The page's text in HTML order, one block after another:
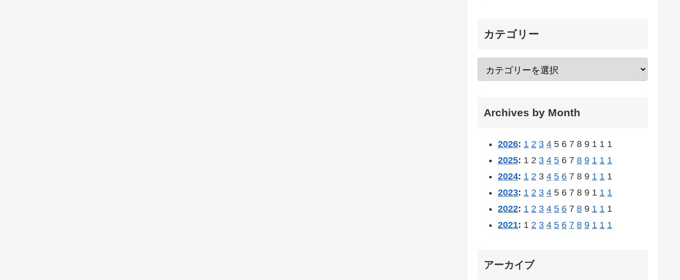
カテゴリー
Archives by Month
2026: 1 2 3 4 5 6 7 8 9 1 1 1
2025: 1 2 3 4 5 6 7 8 9 1 1 1
2024: 1 2 3 4 5 6 7 8 9 1 1 1
2023: 1 2 3 4 5 6 7 8 9 1 1 1
2022: 1 2 3 4 5 6 7 8 9 1 1 1
2021: 1 2 3 4 5 6 7 8 9 1 1 1
アーカイブ